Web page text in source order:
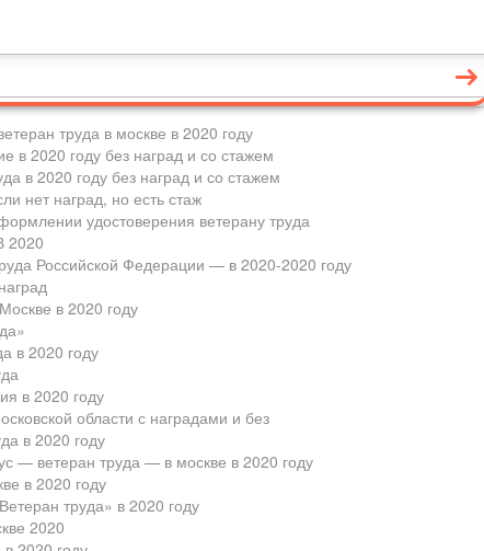
труда в москве в 2020 году
в 2020 году без наград и со стажем
в 2020 году без наград и со стажем
нет наград, но есть стаж
удостоверения ветерану труда
2020
Российской Федерации — в 2020-2020 году
в 2020 году
в 2020 году
в 2020 году
области с наградами и без
в 2020 году
— ветеран труда — в москве в 2020 году
в 2020 году
труда» в 2020 году
2020